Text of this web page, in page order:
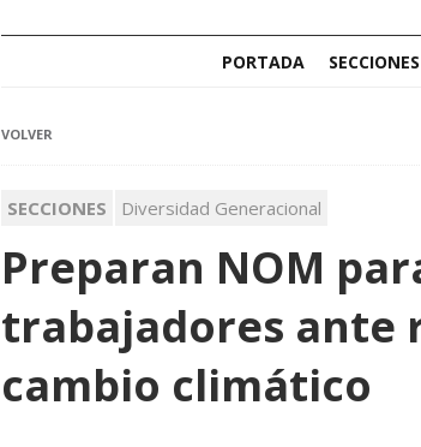
PORTADA SECCIONES
VOLVER
SECCIONES Diversidad Generacional
Preparan NOM
trabajadores ante
cambio climático